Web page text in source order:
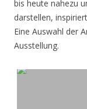
bis heute nahezu
darstellen,
Eine Auswahl der
Ausstellung.